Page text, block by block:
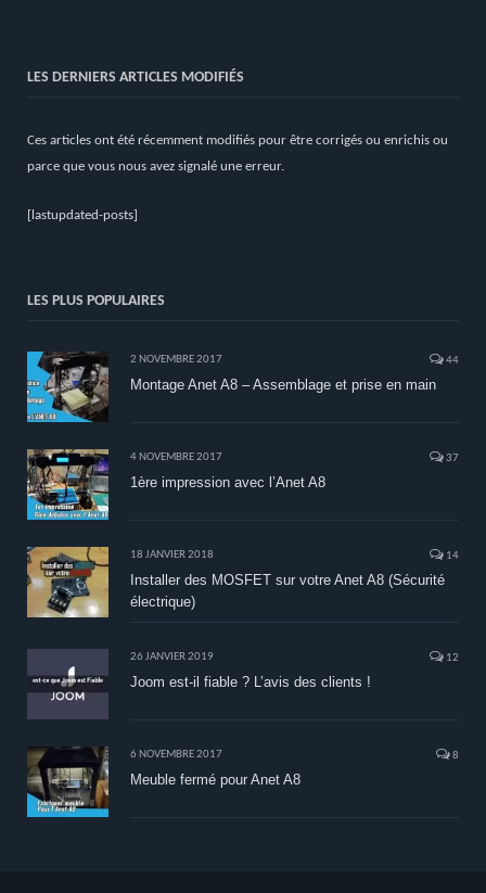
LES DERNIERS ARTICLES MODIFIÉS
Ces articles ont été récemment modifiés pour être corrigés ou enrichis ou
parce que vous nous avez signalé une erreur.
[lastupdated-posts]
LES PLUS POPULAIRES
2 NOVEMBRE 2017 44
Montage Anet A8 – Assemblage et prise en main
4 NOVEMBRE 2017 37
1ère impression avec l’Anet A8
18 JANVIER 2018 14
Installer des MOSFET sur votre Anet A8 (Sécurité
électrique)
26 JANVIER 2019 12
Joom est-il fiable ? L’avis des clients !
6 NOVEMBRE 2017 8
Meuble fermé pour Anet A8